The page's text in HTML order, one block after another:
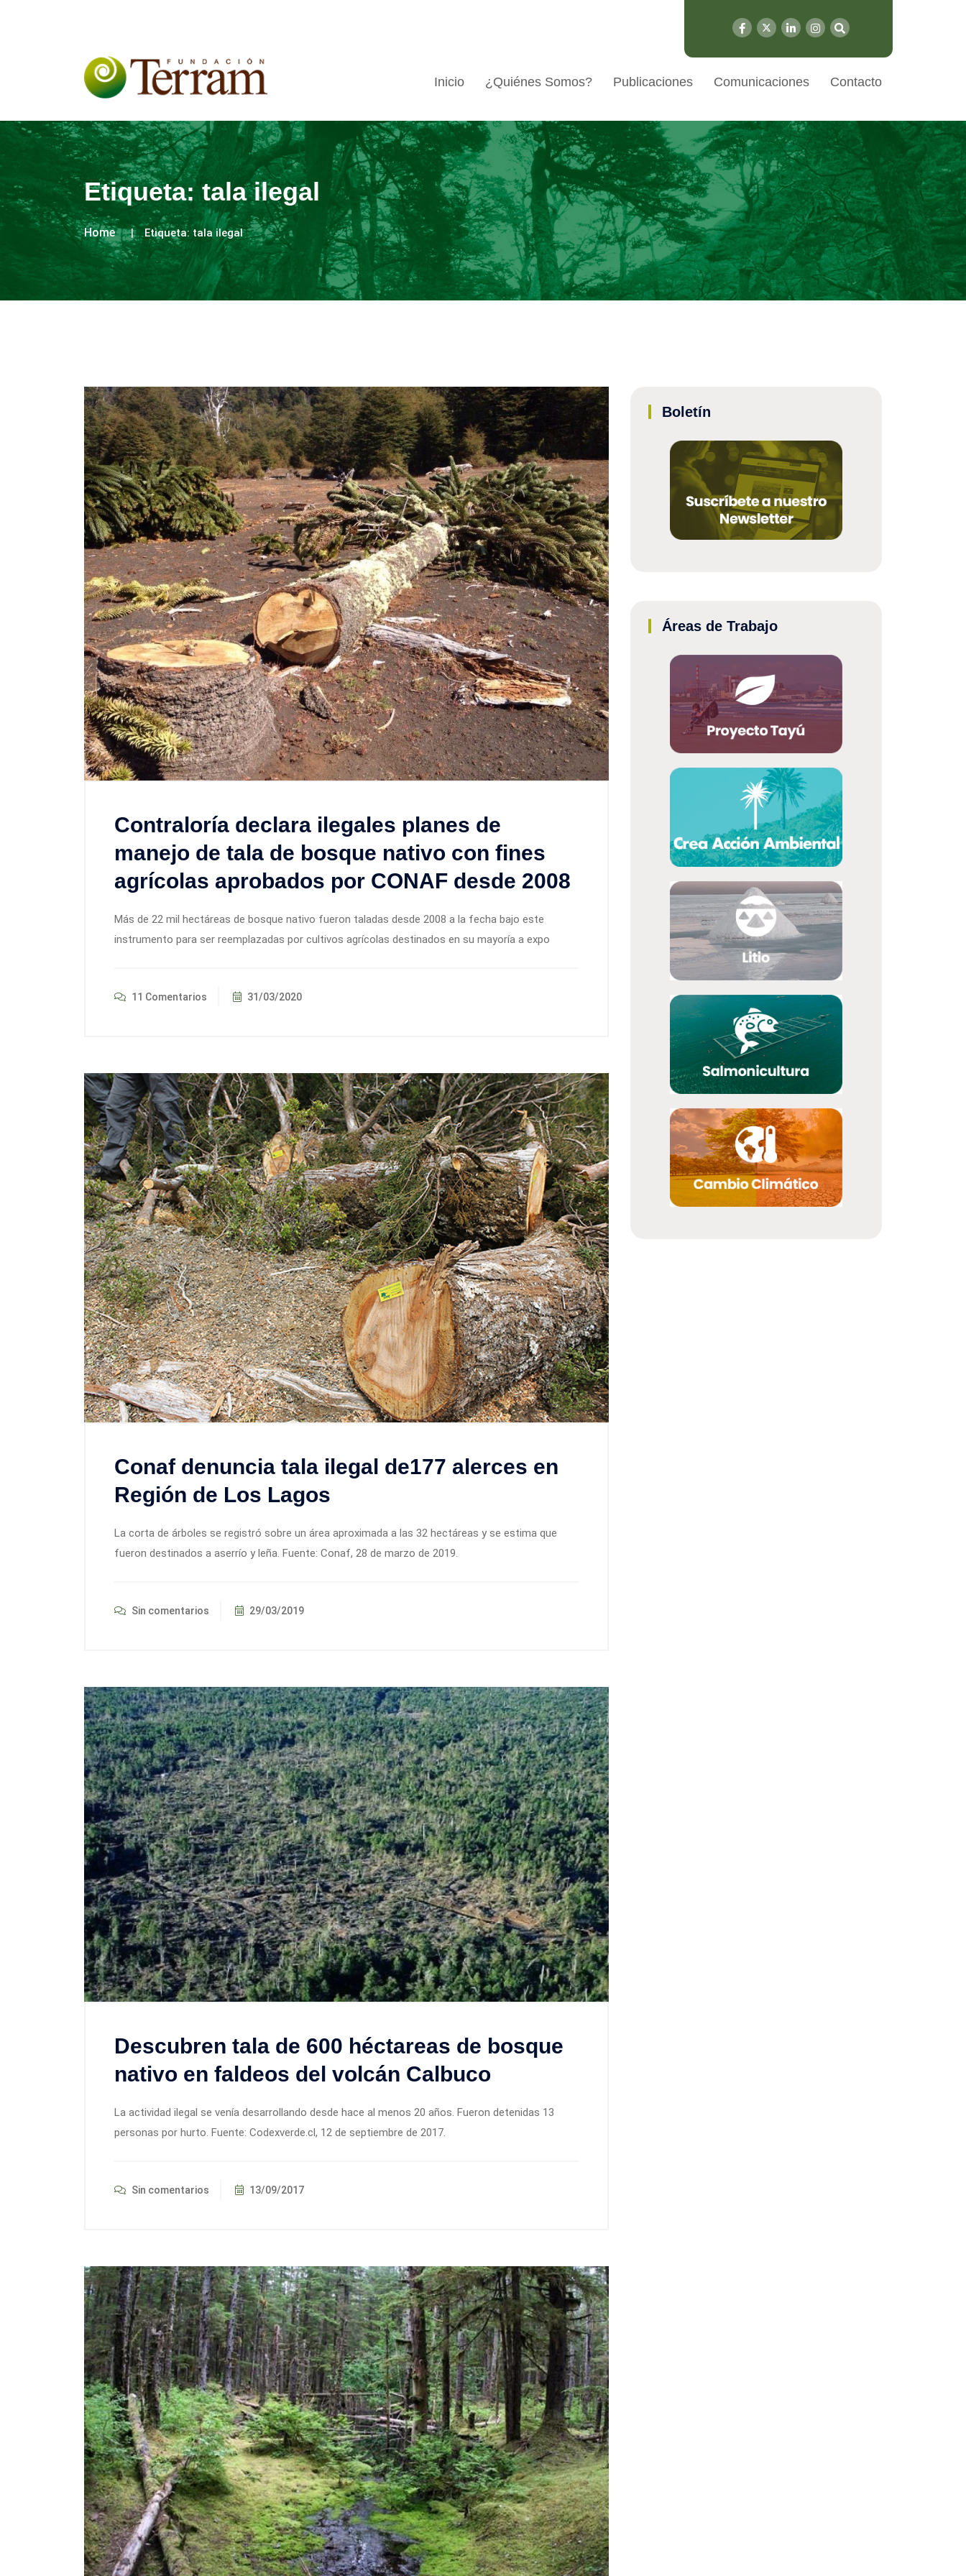
Inicio ¿Quiénes Somos? Publicaciones Comunicaciones Contacto
Etiqueta:tala ilegal
Home Etiqueta:tala ilegal
Contraloría declara ilegales planes de
manejo de tala de bosque nativo con fines
agrícolas aprobados por CONAF desde 2008
Más de 22 mil hectáreas de bosque nativo fueron taladas desde 2008 a la fecha bajo este
instrumento para ser reemplazadas por cultivos agrícolas destinados en su mayoría a expo
11 Comentarios 31/03/2020
Conaf denuncia tala ilegal de177 alerces en
Región de Los Lagos
La corta de árboles se registró sobre un área aproximada a las 32 hectáreas y se estima que
fueron destinados a aserrío y leña. Fuente: Conaf, 28 de marzo de 2019.
Sin comentarios 29/03/2019
Descubren tala de 600 héctareas de bosque
nativo en faldeos del volcán Calbuco
La actividad ilegal se venía desarrollando desde hace al menos 20 años. Fueron detenidas 13
personas por hurto. Fuente: Codexverde.cl, 12 de septiembre de 2017.
Sin comentarios 13/09/2017
Boletín
Áreas de Trabajo